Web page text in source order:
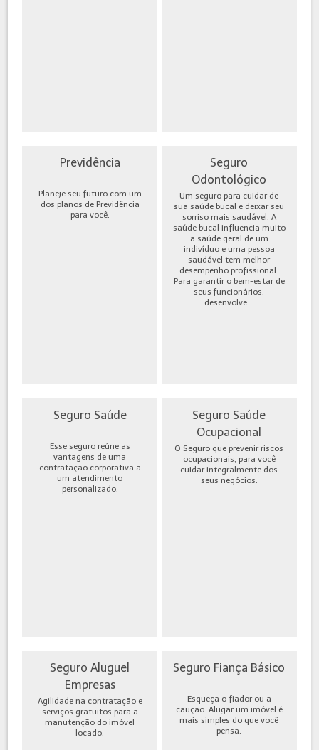
Previdência
Planeje seu futuro com um
dos planos de Previdência
para você.
Seguro
Odontológico
Um seguro para cuidar de
sua saúde bucal e deixar seu
sorriso mais saudável. A
saúde bucal influencia muito
a saúde geral de um
indivíduo e uma pessoa
saudável tem melhor
desempenho profissional.
Para garantir o bem-estar de
seus funcionários,
desenvolve...
Seguro Saúde
Esse seguro reúne as
vantagens de uma
contratação corporativa a
um atendimento
personalizado.
Seguro Saúde
Ocupacional
O Seguro que prevenir riscos
ocupacionais, para você
cuidar integralmente dos
seus negócios.
Seguro Aluguel
Empresas
Agilidade na contratação e
serviços gratuitos para a
manutenção do imóvel
locado.
Seguro Fiança Básico
Esqueça o fiador ou a
caução. Alugar um imóvel é
mais simples do que você
pensa.